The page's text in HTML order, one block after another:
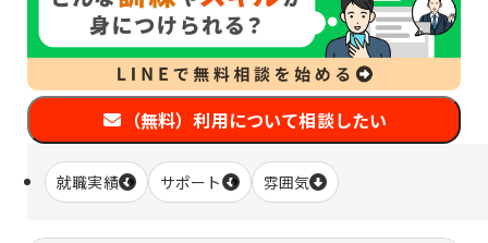
（無料）利用について相談したい
就職実績 サポート 雰囲気